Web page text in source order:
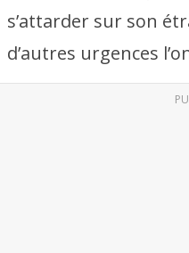
s’attarder sur son
d’autres urgences